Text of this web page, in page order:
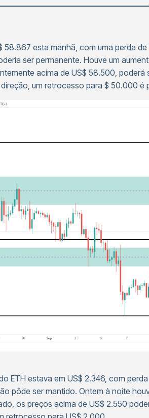
58.867 esta manhã, com uma perda
ser permanente. Houve um
acima de US$ 58.500,
um retrocesso para $ 50.000 é
ETH estava em US$ 2.346, com
pôde ser mantido. Ontem à noite
os preços acima de US$ 2.550